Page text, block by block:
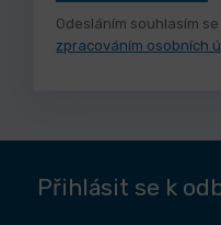
Odesláním souhlasím se
zpracováním osobních
Přihlásit se k